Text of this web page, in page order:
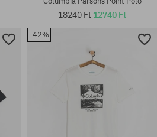
18240 Ft 12740 Ft
-42%